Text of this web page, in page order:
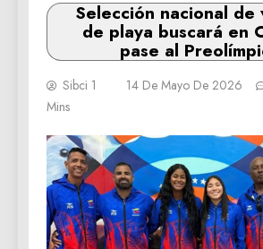
Selección nacional de
de playa buscará en
pase al
Sibci 1 14 De Mayo De 2026
Mins